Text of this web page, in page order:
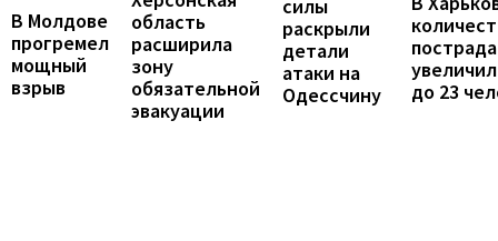
В Молдове
прогремел
мощный
взрыв
область
расширила
зону
обязательной
эвакуации
силы
раскрыли
детали
атаки на
Одессчину
до 23